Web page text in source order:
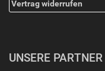
Vertrag widerrufen
UNSERE PARTNER